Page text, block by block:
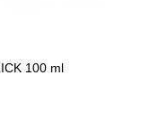
100 ml